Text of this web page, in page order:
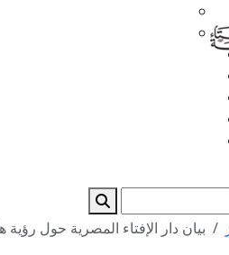
بيان دار الإفتاء المصرية حول